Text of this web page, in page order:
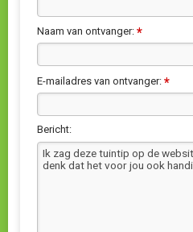
Naam van ontvanger: *
E-mailadres van ontvanger: *
Bericht: